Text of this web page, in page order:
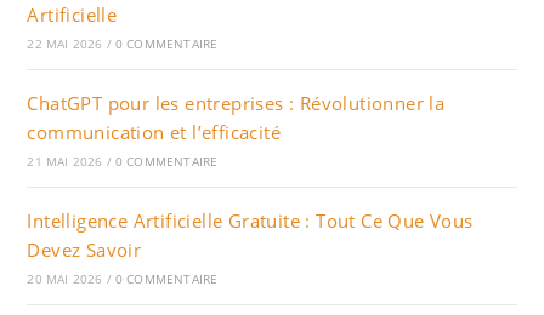
Artificielle
22 MAI 2026 / 0 COMMENTAIRE
ChatGPT pour les entreprises : Révolutionner la
communication et l’efficacité
21 MAI 2026 / 0 COMMENTAIRE
Intelligence Artificielle Gratuite : Tout Ce Que Vous
Devez Savoir
20 MAI 2026 / 0 COMMENTAIRE